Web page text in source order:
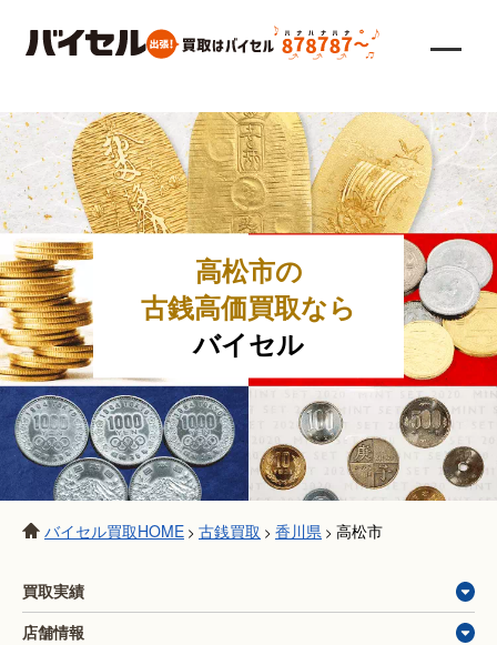
高松市の
古銭高価買取なら
バイセル
バイセル買取HOME > 古銭買取 > 香川県 > 高松市
買取実績
店舗情報